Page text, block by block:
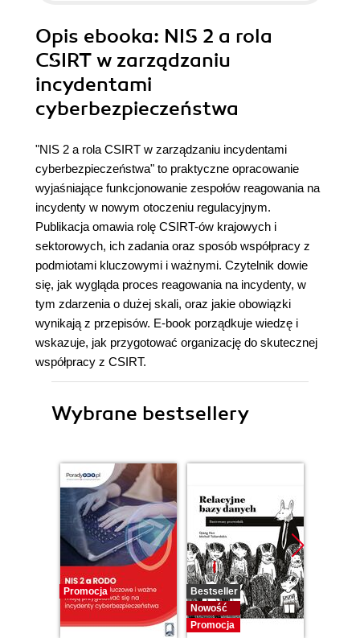
Opis ebooka: NIS 2 a rola
CSIRT w zarządzaniu
incydentami
cyberbezpieczeństwa
"NIS 2 a rola CSIRT w zarządzaniu incydentami
cyberbezpieczeństwa" to praktyczne opracowanie
wyjaśniające funkcjonowanie zespołów reagowania na
incydenty w nowym otoczeniu regulacyjnym.
Publikacja omawia rolę CSIRT-ów krajowych i
sektorowych, ich zadania oraz sposób współpracy z
podmiotami kluczowymi i ważnymi. Czytelnik dowie
się, jak wygląda proces reagowania na incydenty, w
tym zdarzenia o dużej skali, oraz jakie obowiązki
wynikają z przepisów. E-book porządkuje wiedzę i
wskazuje, jak przygotować organizację do skutecznej
współpracy z CSIRT.
Wybrane bestsellery
Promocja
Bestseller
Nowość
Promocja